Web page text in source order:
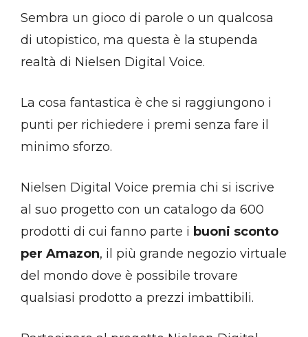
Sembra un gioco di parole o un qualcosa
di utopistico, ma questa è la stupenda
realtà di Nielsen Digital Voice.
La cosa fantastica è che si raggiungono i
punti per richiedere i premi senza fare il
minimo sforzo.
Nielsen Digital Voice premia chi si iscrive
al suo progetto con un catalogo da 600
prodotti di cui fanno parte i buoni sconto
per Amazon, il più grande negozio virtuale
del mondo dove è possibile trovare
qualsiasi prodotto a prezzi imbattibili.